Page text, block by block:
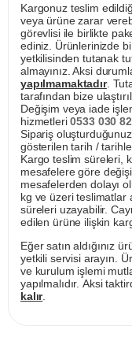
Kargonuz teslim
veya ürüne zarar
görevlisi ile birlikte
ediniz. Ürünlerinizde
yetkilisinden tutanak
almayınız. Aksi
yapılmamaktadır.
tarafından bize
Değişim veya iade
hizmetleri0533 030
Sipariş
gösterilen tarih /
Kargo teslim süreleri,
mesafelere göre
mesafelerden dolayı
kg ve üzeri teslimatlar
süreleri uzayabilir.
edilen ürüne ilişkin
Eğer satın aldığınız
yetkili servisi arayın.
ve kurulum işlemi
yapılmalıdır. Aksi
kalır.